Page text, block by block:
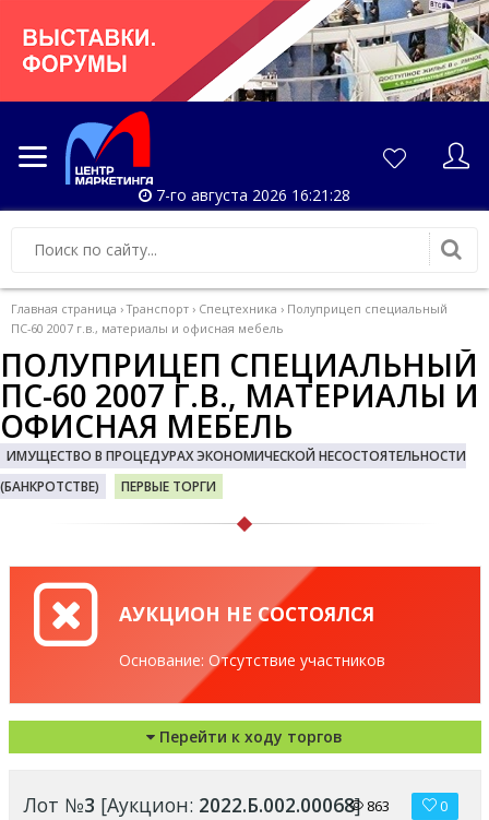
7-го августа 2026 16:21:28
Главная страница › Транспорт › Спецтехника › Полуприцеп специальный
ПС-60 2007 г.в., материалы и офисная мебель
ПОЛУПРИЦЕП СПЕЦИАЛЬНЫЙ
ПС-60 2007 Г.В., МАТЕРИАЛЫ И
ОФИСНАЯ МЕБЕЛЬ
ИМУЩЕСТВО В ПРОЦЕДУРАХ ЭКОНОМИЧЕСКОЙ НЕСОСТОЯТЕЛЬНОСТИ
(БАНКРОТСТВЕ)
ПЕРВЫЕ ТОРГИ
АУКЦИОН НЕ СОСТОЯЛСЯ
Основание: Отсутствие участников
Перейти к ходу торгов
Лот №3 [Аукцион: 2022.Б.002.00068] 863 0